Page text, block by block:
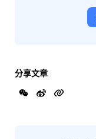
分享文章